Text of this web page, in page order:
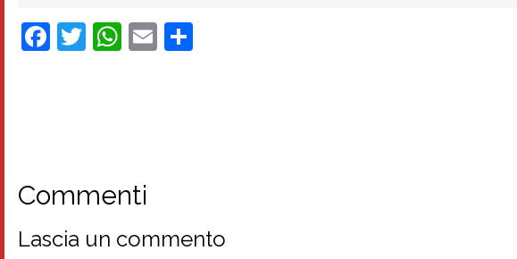
Facebook
Twitter
WhatsApp
Email
Commenti
Lascia un commento